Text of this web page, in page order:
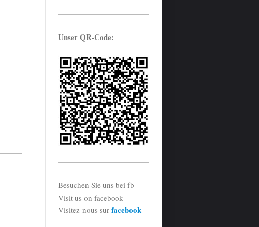
Unser QR-Code:
Besuchen Sie uns bei fb
Visit us on facebook
Visitez-nous sur facebook